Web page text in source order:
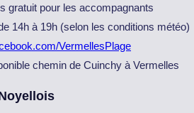
gratuit pour les accompagnants
14h à 19h (selon les conditions météo)
VermellesPlage
chemin de Cuinchy à Vermelles